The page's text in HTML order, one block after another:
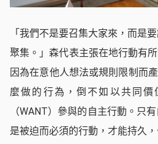
「我們不是要召集大家來，而是
聚集。」森代表主張在地行動有
因為在意他人想法或規則限制而
麼做的行為，倒不如以共同價
（WANT）參與的自主行動。只
是被迫而必須的行動，才能持久